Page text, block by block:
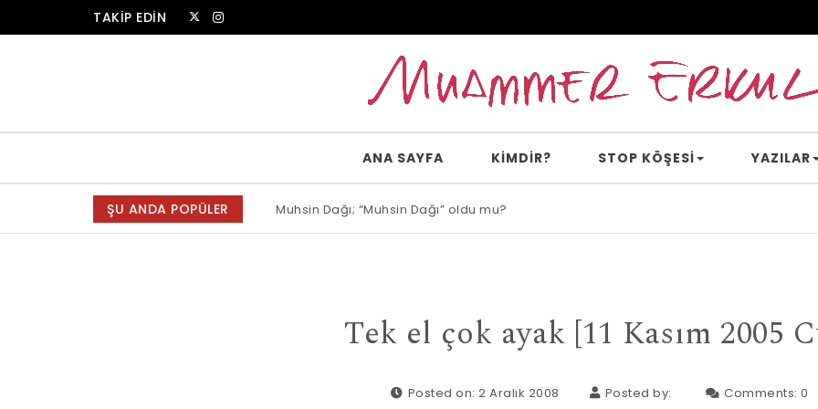
Skip to contentTAKİP EDİN
ANA SAYFA KİMDİR? STOP KÖŞESI YAZILAR
ŞU ANDA POPÜLER Muhsin Dağı; “Muhsin Dağı” oldu mu?
Allah bir, dese sözüne inanır mısın?
Tek el çok ayak [11 Kasım 2005
Posted on: 2 Aralık 2008 Posted by: Comments:0